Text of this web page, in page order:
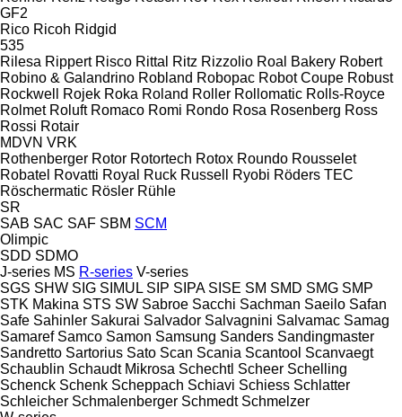
GF2
Rico Ricoh Ridgid
535
Rilesa Rippert Risco Rittal Ritz Rizzolio Roal Bakery Robert
Robino & Galandrino Robland Robopac Robot Coupe Robust
Rockwell
Rojek Roka Roland Roller Rollomatic Rolls-Royce
Rolmet Roluft Romaco Romi Rondo Rosa Rosenberg Ross
Rossi Rotair
MDVN VRK
Rothenberger Rotor Rotortech Rotox Roundo Rousselet
Robatel Rovatti Royal Ruck Russell Ryobi Röders TEC
Röschermatic Rösler Rühle
SR
SAB SAC SAF SBM SCM
Olimpic
SDD SDMO
J-series MS R-series V-series
SGS SHW SIG SIMUL SIP SIPA SISE SM SMD SMG SMP
STK Makina STS SW Sabroe Sacchi Sachman Saeilo Safan
Safe Sahinler Sakurai Salvador Salvagnini Salvamac Samag
Samaref Samco Samon Samsung Sanders Sandingmaster
Sandretto Sartorius Sato Scan Scania Scantool Scanvaegt
Schaublin Schaudt Mikrosa Schechtl Scheer Schelling
Schenck Schenk Scheppach Schiavi Schiess Schlatter
Schleicher Schmalenberger Schmedt Schmelzer